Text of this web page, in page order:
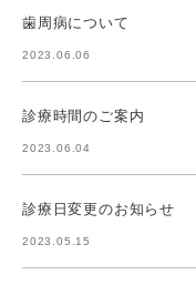
歯周病について
2023.06.06
診療時間のご案内
2023.06.04
診療日変更のお知らせ
2023.05.15